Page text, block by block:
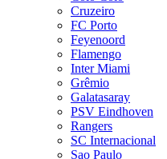
Cruzeiro
FC Porto
Feyenoord
Flamengo
Inter Miami
Grêmio
Galatasaray
PSV Eindhoven
Rangers
SC Internacional
Sao Paulo